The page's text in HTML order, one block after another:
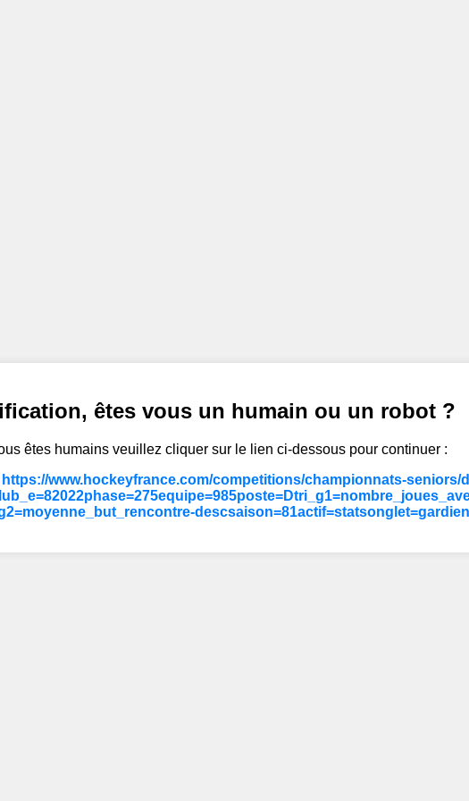
êtes vous un humain ou un robot ?
êtes humains veuillez cliquer sur le lien ci-dessous pour continuer :
www.hockeyfrance.com/competitions/championnats-seniors/